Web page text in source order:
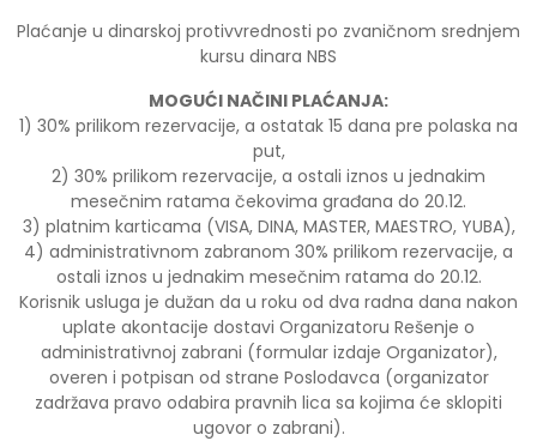
Plaćanje u dinarskoj protivvrednosti po zvaničnom srednjem
kursu dinara NBS
MOGUĆI NAČINI PLAĆANJA:
1) 30% prilikom rezervacije, a ostatak 15 dana pre polaska na
put,
2) 30% prilikom rezervacije, a ostali iznos u jednakim
mesečnim ratama čekovima građana do 20.12.
3) platnim karticama (VISA, DINA, MASTER, MAESTRO, YUBA),
4) administrativnom zabranom 30% prilikom rezervacije, a
ostali iznos u jednakim mesečnim ratama do 20.12.
Korisnik usluga je dužan da u roku od dva radna dana nakon
uplate akontacije dostavi Organizatoru Rešenje o
administrativnoj zabrani (formular izdaje Organizator),
overen i potpisan od strane Poslodavca (organizator
zadržava pravo odabira pravnih lica sa kojima će sklopiti
ugovor o zabrani).